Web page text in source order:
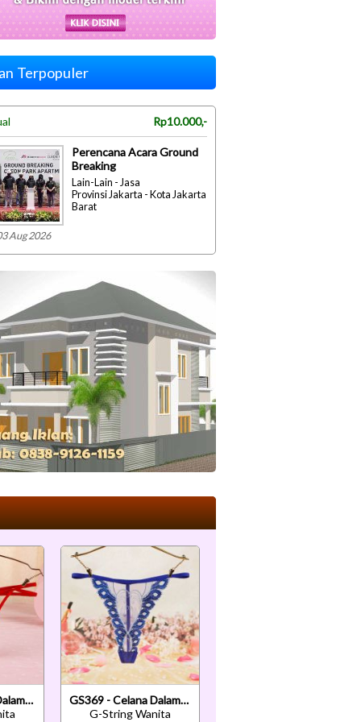
Terpopuler
Rp10.000,-
Aug 2026
Perencana Acara Ground
Breaking
Lain-Lain - Jasa
Provinsi Jakarta - Kota Jakarta
Barat
GS342 - Celana Dalam G-String Wanita Tali 2 Merah
GS369 - Celana Dalam G-String Wanita T-Back Biru Tepi Bordir
G-String Wanita